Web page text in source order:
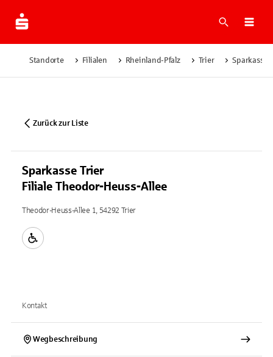
Suche
Standorte Filialen Rheinland-Pfalz Trier Sparkasse
Zurück zur Liste
Sparkasse Trier
Filiale Theodor-Heuss-Allee
Theodor-Heuss-Allee 1, 54292 Trier
Kontakt
Wegbeschreibung